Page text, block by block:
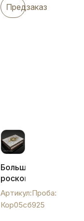
Предзаказ
Большой
роскошный
серебряный
Коран
в
Артикул:
Кор05сб
Проба:
925